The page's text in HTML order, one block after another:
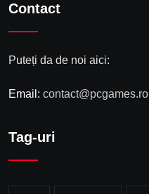
Contact
Puteți da de noi aici:
Email: contact@pcgames.ro
Tag-uri